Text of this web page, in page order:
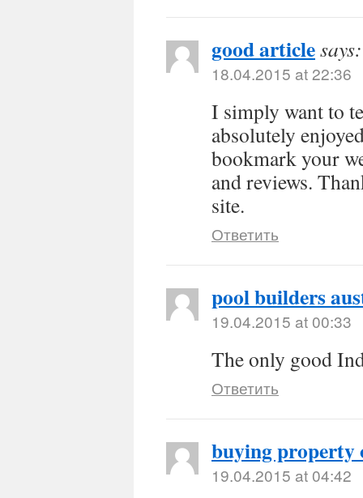
good articlesays:
18.04.2015 at 22:36
I simply want to
absolutely
bookmark your
and reviews.
site.
Ответить
pool builders
19.04.2015 at 00:33
The only good
Ответить
buying property
19.04.2015 at 04:42